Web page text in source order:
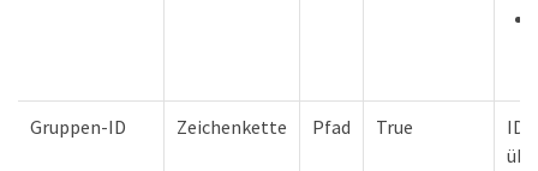
Gruppen-ID Zeichenkette Pfad True
ID